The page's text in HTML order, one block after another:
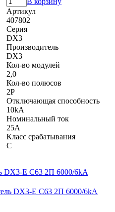
Артикул
407802
Серия
DX3
Производитель
DX3
Кол-во модулей
2,0
Кол-во полюсов
2P
Отключающая способность
10kA
Номинальный ток
25A
Класс срабатывания
C
DX3-E C63 2П 6000/6kA